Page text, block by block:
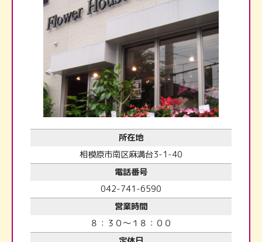
所在地
相模原市南区麻溝台3-1-40
電話番号
042-741-6590
営業時間
８：３０～１８：００